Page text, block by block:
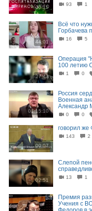
00:15
93 1
44:01
Всё что
16 5
27:43
Операция
100 летию
1 0
01:15:10
Россия
Военная
Александр
0 0
00:07
говорил
143 2
02:51
Слепой
13 1
Премия
Учения с